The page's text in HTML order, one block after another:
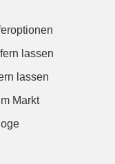
lassen
lassen
Markt